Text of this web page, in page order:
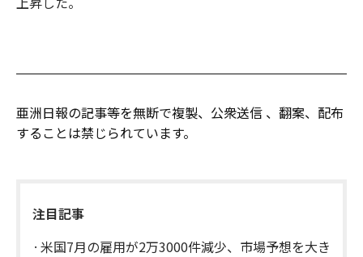
亜洲日報の記事等を無断で複製、公衆送信 、翻案、配布
することは禁じられています。
注目記事
米国7月の雇用が2万3000件減少、市場予想を大き